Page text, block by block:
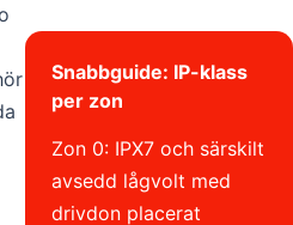
Snabbguide: IP-klass
per zon
Zon 0: IPX7 och särskilt
avsedd lågvolt med
drivdon placerat